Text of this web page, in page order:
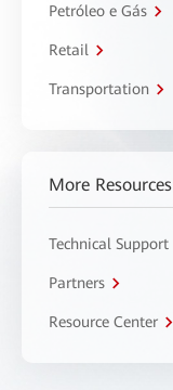
Petróleo e Gás
Retail
Transportation
More Resources
Technical Support
Partners
Resource Center